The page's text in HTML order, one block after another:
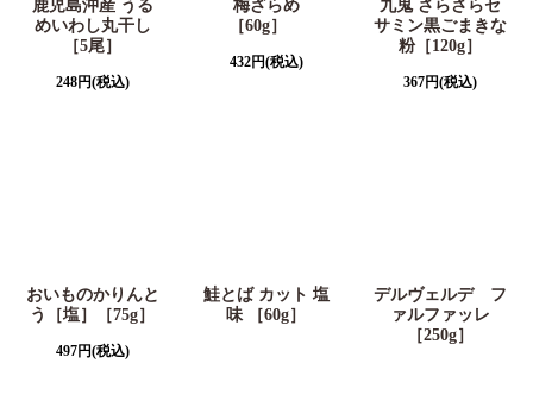
鹿児島沖産 うる
めいわし丸干し
［5尾］
248円(税込)
梅ざらめ
［60g］
432円(税込)
九鬼 さらさらセ
サミン黒ごまきな
粉［120g］
367円(税込)
おいものかりんと
う［塩］［75g］
497円(税込)
鮭とば カット 塩
味 ［60g］
デルヴェルデ フ
ァルファッレ
［250g］